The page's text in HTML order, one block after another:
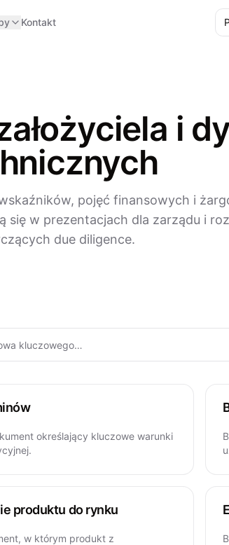
Kontakt
i
pojęć finansowych i
się w prezentacjach dla zarządu i
due diligence.
określający kluczowe warunki
produktu do rynku
w którym produkt z